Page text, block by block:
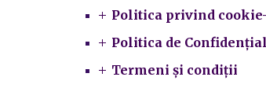
Politica privind
Politica de
Termeni și condiții